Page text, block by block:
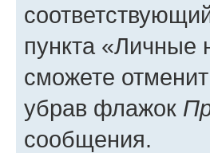
пункта «Личные
сможете
убрав флажок
сообщения.